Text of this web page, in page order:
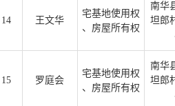
14 王文华
宅基地使用权
、房屋所有权
南华
坦郎
15 罗庭会
宅基地使用权
、房屋所有权
南华
坦郎